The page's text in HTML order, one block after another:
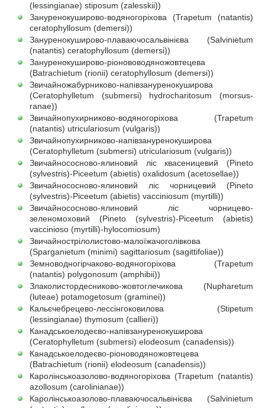
(lessingianae) stiposum (zalesskii))
Зануренокуширово-водяногоріхова (Trapetum (natantis)
ceratophyllosum (demersi))
Зануренокуширово-плаваючосальвінієва (Salvinietum
(natantis) ceratophyllosum (demersi))
Зануренокуширово-ріонововодяножовтецева
(Batrachietum (rionii) ceratophyllosum (demersi))
Звичайножабурниково-напівзануренокуширова
(Ceratophylletum (submersi) hydrocharitosum (morsus-
ranae))
Звичайнопухирниково-водяногоріхова (Trapetum
(natantis) utriculariosum (vulgaris))
Звичайнопухирниково-напівзануренокуширова
(Ceratophylletum (submersi) utriculariosum (vulgaris))
Звичайнососново-ялиновий ліс квасеницевий (Pineto
(sylvestris)-Piceetum (abietis) oxalidosum (acetosellae))
Звичайнососново-ялиновий ліс чорницевий (Pineto
(sylvestris)-Piceetum (abietis) vacciniosum (myrtilli))
Звичайнососново-ялиновий ліс чорницево-
зеленомоховий (Pineto (sylvestris)-Piceetum (abietis)
vaccinioso (myrtilli)-hylocomiosum)
Звичайнострілолистово-малоїжачоголівкова
(Sparganietum (minimi) sagittariosum (sagittifoliae))
Земноводногірчаково-водяногоріхова (Trapetum
(natantis) polygonosum (amphibii))
Злаколистордесниково-жовтоглечикова (Nupharetum
(luteae) potamogetosum (graminei))
Кальєчебрецево-лессінгоковилова (Stipetum
(lessingianae) thymosum (callieri))
Канадськоелодеєво-напівзануренокуширова
(Ceratophylletum (submersi) elodeosum (canadensis))
Канадськоелодеєво-ріоноводяножовтецева
(Batrachietum (rionii) elodeosum (canadensis))
Каролінськоазолово-водяногоріхова (Trapetum (natantis)
azollosum (carolinianae))
Каролінськоазолово-плаваючосальвінієва (Salvinietum